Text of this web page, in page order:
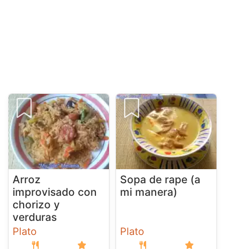
Arroz
improvisado con
chorizo y
verduras
Plato
Sopa de rape (a
mi manera)
Plato